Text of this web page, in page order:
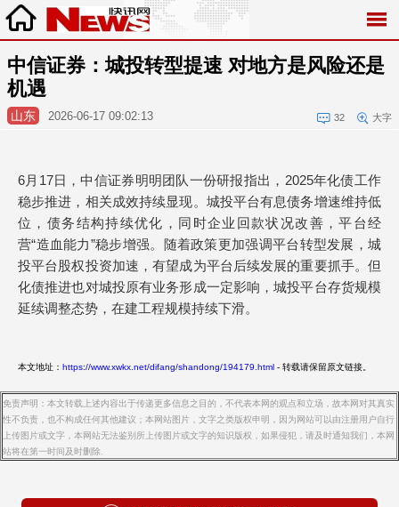
中信证券：城投转型提速 对地方是风险还是
机遇
山东 2026-06-17 09:02:13 32 大字
6月17日，中信证券明明团队一份研报指出，2025年化债工作
稳步推进，相关成效持续显现。城投平台有息债务增速维持低
位，债务结构持续优化，同时企业回款状况改善，平台经
营“造血能力”稳步增强。随着政策更加强调平台转型发展，城
投平台股权投资加速，有望成为平台后续发展的重要抓手。但
化债推进也对城投原有业务形成一定影响，城投平台存货规模
延续调整态势，在建工程规模持续下滑。
本文地址： https://www.xwkx.net/difang/shandong/194179.html - 转载请保留原文链接。
免责声明：本文转载上述内容出于传递更多信息之目的，不代表本网的观点和立场，故本网对其真实
性不负责，也不构成任何其他建议；本网站图片，文字之类版权申明，因为网站可以由注册用户自行
上传图片或文字，本网站无法鉴别所上传图片或文字的知识版权，如果侵犯，请及时通知我们，本网
站将在第一时间及时删除.